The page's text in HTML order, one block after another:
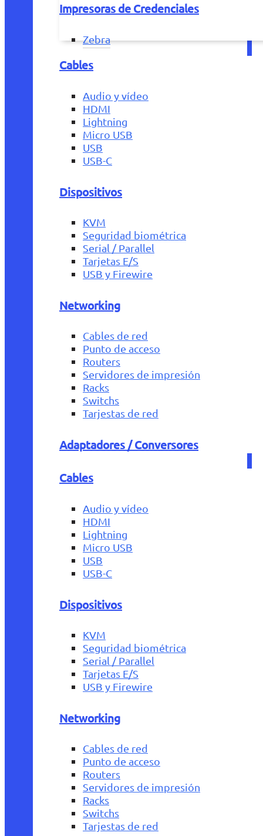
Impresoras de Credenciales
Zebra
Cables
Audio y vídeo
HDMI
Lightning
Micro USB
USB
USB-C
Dispositivos
KVM
Seguridad biométrica
Serial / Parallel
Tarjetas E/S
USB y Firewire
Networking
Cables de red
Punto de acceso
Routers
Servidores de impresión
Racks
Switchs
Tarjestas de red
Adaptadores / Conversores
Cables
Audio y vídeo
HDMI
Lightning
Micro USB
USB
USB-C
Dispositivos
KVM
Seguridad biométrica
Serial / Parallel
Tarjetas E/S
USB y Firewire
Networking
Cables de red
Punto de acceso
Routers
Servidores de impresión
Racks
Switchs
Tarjestas de red